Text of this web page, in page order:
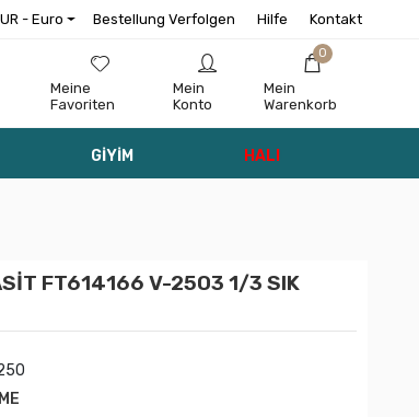
- Euro Bestellung Verfolgen Hilfe Kontakt
Meine
Favoriten
Mein
Konto
0
Mein
Warenkorb
GİYİM HALI
FT614166 V-2503 1/3 SIK